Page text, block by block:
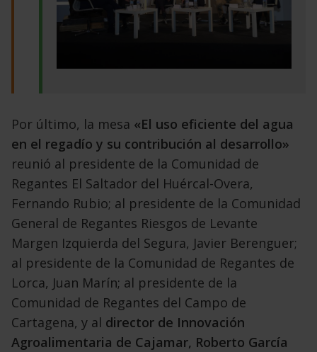
Por último, la mesa «El uso eficiente del agua
en el regadío y su contribución al desarrollo»
reunió al presidente de la Comunidad de
Regantes El Saltador del Huércal-Overa,
Fernando Rubio; al presidente de la Comunidad
General de Regantes Riesgos de Levante
Margen Izquierda del Segura, Javier Berenguer;
al presidente de la Comunidad de Regantes de
Lorca, Juan Marín; al presidente de la
Comunidad de Regantes del Campo de
Cartagena, y al director de Innovación
Agroalimentaria de Cajamar, Roberto García